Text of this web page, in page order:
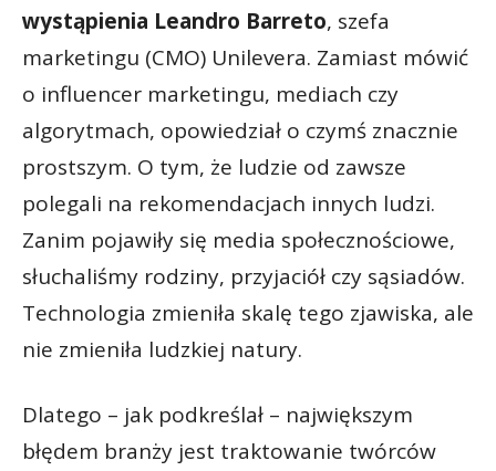
wystąpienia Leandro Barreto, szefa
marketingu (CMO) Unilevera. Zamiast mówić
o influencer marketingu, mediach czy
algorytmach, opowiedział o czymś znacznie
prostszym. O tym, że ludzie od zawsze
polegali na rekomendacjach innych ludzi.
Zanim pojawiły się media społecznościowe,
słuchaliśmy rodziny, przyjaciół czy sąsiadów.
Technologia zmieniła skalę tego zjawiska, ale
nie zmieniła ludzkiej natury.
Dlatego – jak podkreślał – największym
błędem branży jest traktowanie twórców